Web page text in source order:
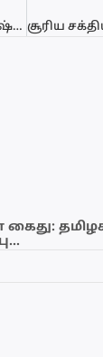
இந்தியாவின் காஷ்மீரில் சக்திவாய்ந்த நிலநடுக்கம்!
கைது: